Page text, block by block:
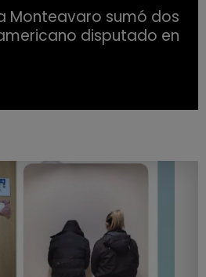
Monteavaro sumó dos
disputado en